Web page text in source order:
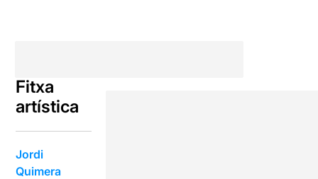
Fitxa
artística
Jordi
Quimera